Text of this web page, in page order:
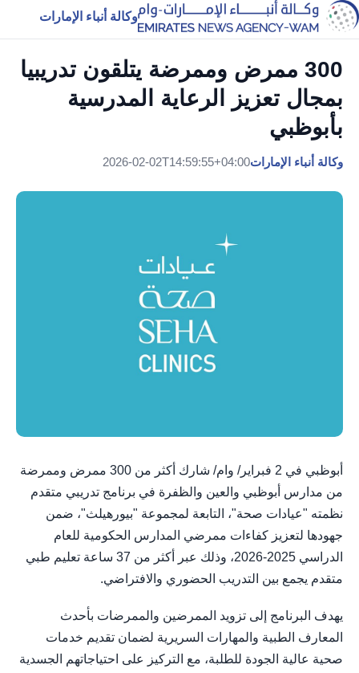
وكالة أنباء الإمارات
300 ممرض وممرضة يتلقون تدريبيا
بمجال تعزيز الرعاية المدرسية
بأبوظبي
وكالة أنباء الإمارات2026-02-02T14:59:55+04:00
أبوظبي في 2 فبراير/ وام/ شارك أكثر من 300 ممرض وممرضة
من مدارس أبوظبي والعين والظفرة في برنامج تدريبي متقدم
نظمته "عيادات صحة"، التابعة لمجموعة "بيورهيلث"، ضمن
جهودها لتعزيز كفاءات ممرضي المدارس الحكومية للعام
الدراسي 2025-2026، وذلك عبر أكثر من 37 ساعة تعليم طبي
متقدم يجمع بين التدريب الحضوري والافتراضي.
يهدف البرنامج إلى تزويد الممرضين والممرضات بأحدث
المعارف الطبية والمهارات السريرية لضمان تقديم خدمات
صحية عالية الجودة للطلبة، مع التركيز على احتياجاتهم الجسدية